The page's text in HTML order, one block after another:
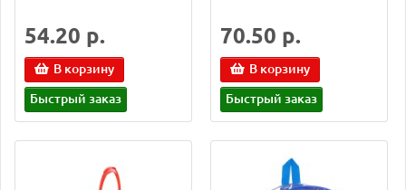
54.20 р.
В корзину
Быстрый заказ
70.50 р.
В корзину
Быстрый заказ